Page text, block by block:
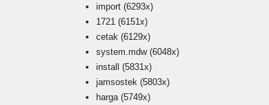
import (6293x)
1721 (6151x)
cetak (6129x)
system.mdw(6048x)
install (5831x)
jamsostek (5803x)
harga (5749x)